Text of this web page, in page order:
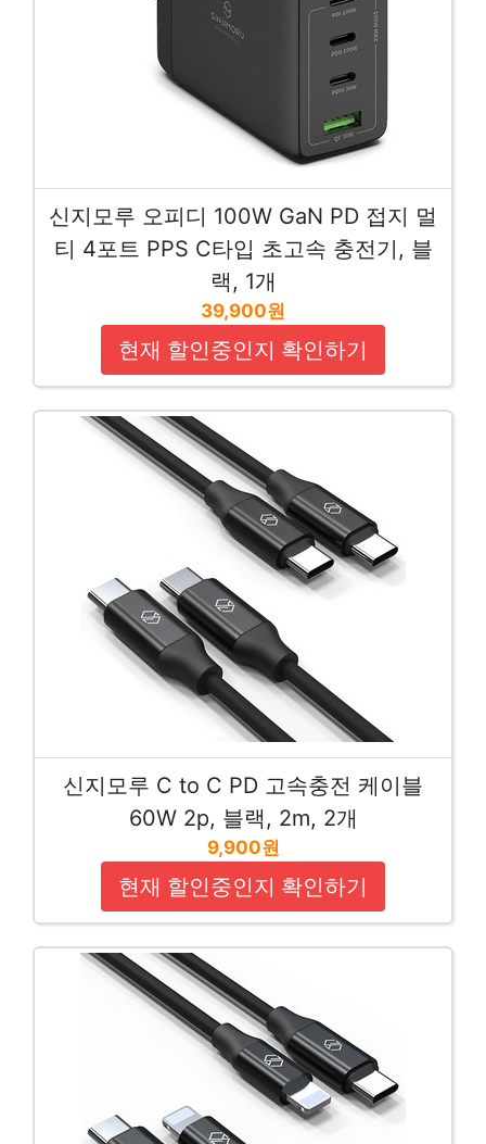
신지모루 오피디 100W GaN PD 접지 멀
티 4포트 PPS C타입 초고속 충전기, 블
랙, 1개
39,900원
현재 할인중인지 확인하기
신지모루 C to C PD 고속충전 케이블
60W 2p, 블랙, 2m, 2개
9,900원
현재 할인중인지 확인하기